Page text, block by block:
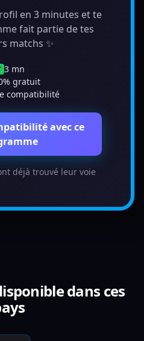
en 3 minutes et te
fait partie de tes
matchs ✨
3 mn
gratuit
compatibilité
avec ce
déjà trouvé leur voie
dans ces